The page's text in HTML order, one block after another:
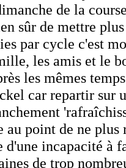
de la
sûr de mettre
par cycle c'est
les amis et le
les mêmes
car repartir sur
au point de ne
d'une incapacité à
de trop